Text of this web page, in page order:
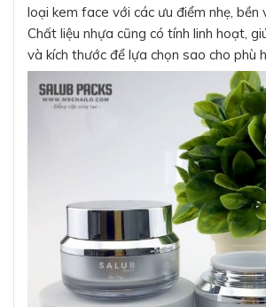
loại kem face với các ưu điểm nhẹ, bền
Chất liệu nhựa cũng có tính linh hoạt,
và kích thước để lựa chọn sao cho phù